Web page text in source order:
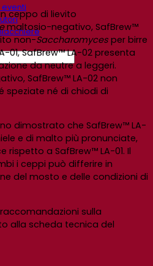
ceppo di lievito
maltosio-negativo, SafBrew™
non-Saccharomyces per birre
01, SafBrew™ LA-02 presenta
da neutre a leggeri.
SafBrew™ LA-02 non
speziate né di chiodi di
dimostrato che SafBrew™ LA-
e di malto più pronunciate,
rispetto a SafBrew™ LA-01. Il
i ceppi può differire in
del mosto e delle condizioni di
sulla
alla scheda tecnica del